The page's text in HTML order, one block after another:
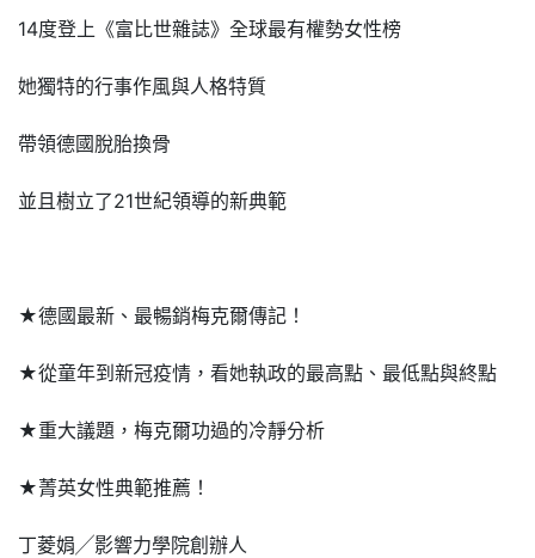
14度登上《富比世雜誌》全球最有權勢女性榜
她獨特的行事作風與人格特質
帶領德國脫胎換骨
並且樹立了21世紀領導的新典範
★德國最新、最暢銷梅克爾傳記！
★從童年到新冠疫情，看她執政的最高點、最低點與終點
★重大議題，梅克爾功過的冷靜分析
★菁英女性典範推薦！
丁菱娟╱影響力學院創辦人